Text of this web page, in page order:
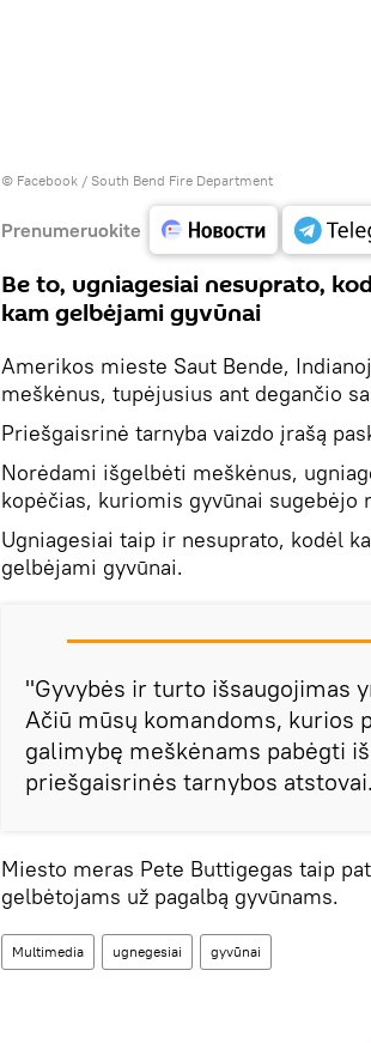
© Facebook / South Bend Fire Department
Prenumeruokite
Be to, ugniagesiai nesuprato,
kam gelbėjami gyvūnai
Amerikos mieste Saut Bende,
meškėnus, tupėjusius ant degančio
Priešgaisrinė tarnyba vaizdo įrašą
Norėdami išgelbėti meškėnus,
kopėčias, kuriomis gyvūnai sugebėjo
Ugniagesiai taip ir nesuprato, kodėl
gelbėjami gyvūnai.
"Gyvybės ir turto išsaugojimas
Ačiū mūsų komandoms, kurios
galimybę meškėnams pabėgti
priešgaisrinės tarnybos atstovai.
Miesto meras Pete Buttigegas taip
gelbėtojams už pagalbą gyvūnams.
Multimedia ugnegesiai gyvūnai